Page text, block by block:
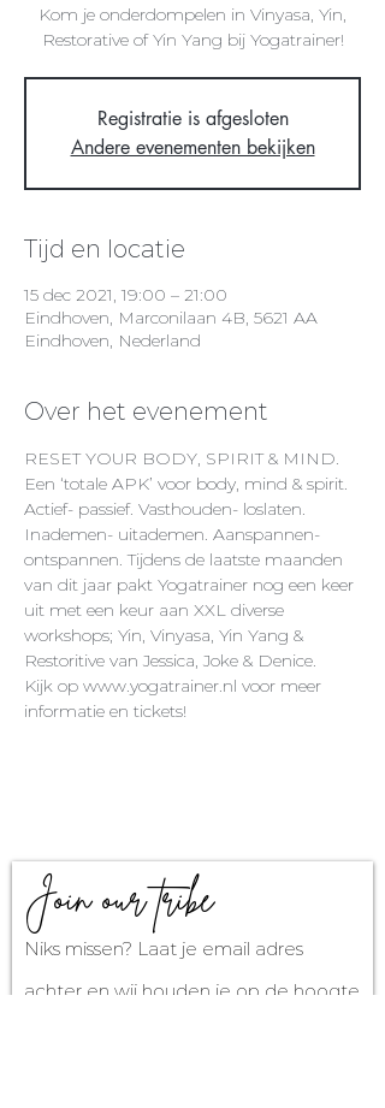
Kom je onderdompelen in Vinyasa, Yin,
Restorative of Yin Yang bij Yogatrainer!
Registratie is afgesloten
Andere evenementen bekijken
Tijd en locatie
15 dec 2021, 19:00 – 21:00
Eindhoven, Marconilaan 4B, 5621 AA
Eindhoven, Nederland
Over het evenement
RESET YOUR BODY, SPIRIT & MIND.
Een ‘totale APK’ voor body, mind & spirit.
Actief- passief. Vasthouden- loslaten.
Inademen- uitademen. Aanspannen-
ontspannen. Tijdens de laatste maanden
van dit jaar pakt Yogatrainer nog een keer
uit met een keur aan XXL diverse
workshops; Yin, Vinyasa, Yin Yang &
Restoritive van Jessica, Joke & Denice.
Kijk op www.yogatrainer.nl voor meer
informatie en tickets!
Join our tribe
Niks missen? Laat je email adres
achter en wij houden je op de hoogte